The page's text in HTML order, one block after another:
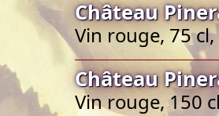
Château
Vin rouge, 75 cl,
Château
Vin rouge, 150